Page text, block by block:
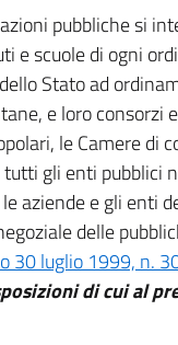
pubbliche si
e scuole di ogni
Stato ad
e loro
le Camere di
gli enti pubblici
aziende e gli enti
delle
30 luglio 1999, n.
di cui al